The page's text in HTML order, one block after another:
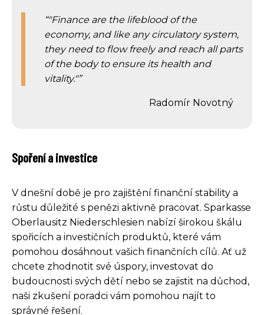
"Finance are the lifeblood of the
economy, and like any circulatory system,
they need to flow freely and reach all parts
of the body to ensure its health and
vitality."
Radomír Novotný
Spoření a investice
V dnešní době je pro zajištění finanční stability a
růstu důležité s penězi aktivně pracovat. Sparkasse
Oberlausitz Niederschlesien nabízí širokou škálu
spořicích a investičních produktů, které vám
pomohou dosáhnout vašich finančních cílů. Ať už
chcete zhodnotit své úspory, investovat do
budoucnosti svých dětí nebo se zajistit na důchod,
naši zkušení poradci vám pomohou najít to
správné řešení.